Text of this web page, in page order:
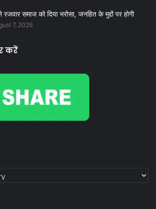
समाज को दिया भरोसा, जनहित के मुद्दों पर होगी
7, 2026
करें